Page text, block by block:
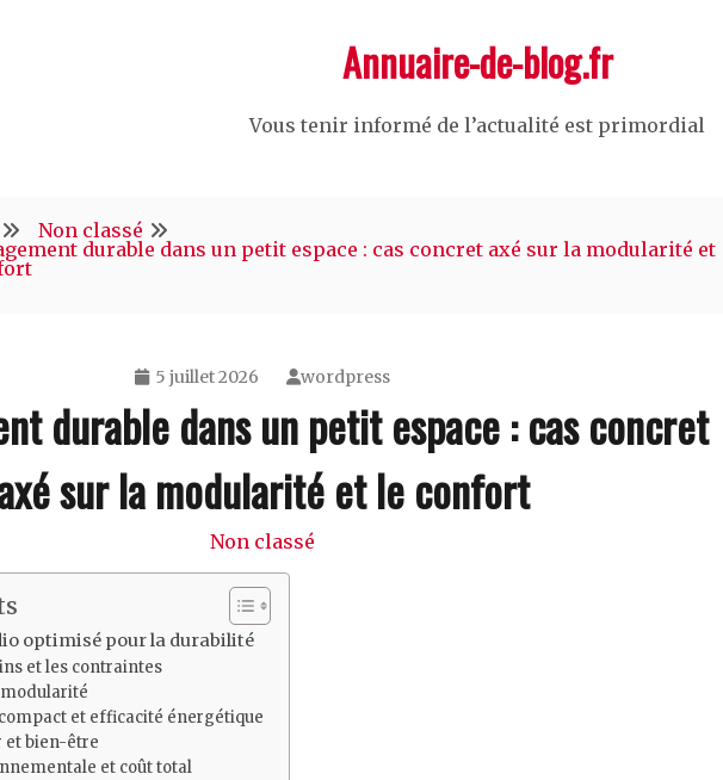
Annuaire-de-blog.fr
Vous tenir informé de l’actualité est primordial
Non classé
durable dans un petit espace : cas concret axé sur la modularité et
5 juillet 2026 wordpress
durable dans un petit espace : cas concret
sur la modularité et le confort
Non classé
optimisé pour la durabilité
et les contraintes
et efficacité énergétique
et bien-être
et coût total